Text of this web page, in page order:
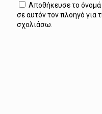
Αποθήκευσε το όνομά
σε αυτόν τον πλοηγό για
σχολιάσω.